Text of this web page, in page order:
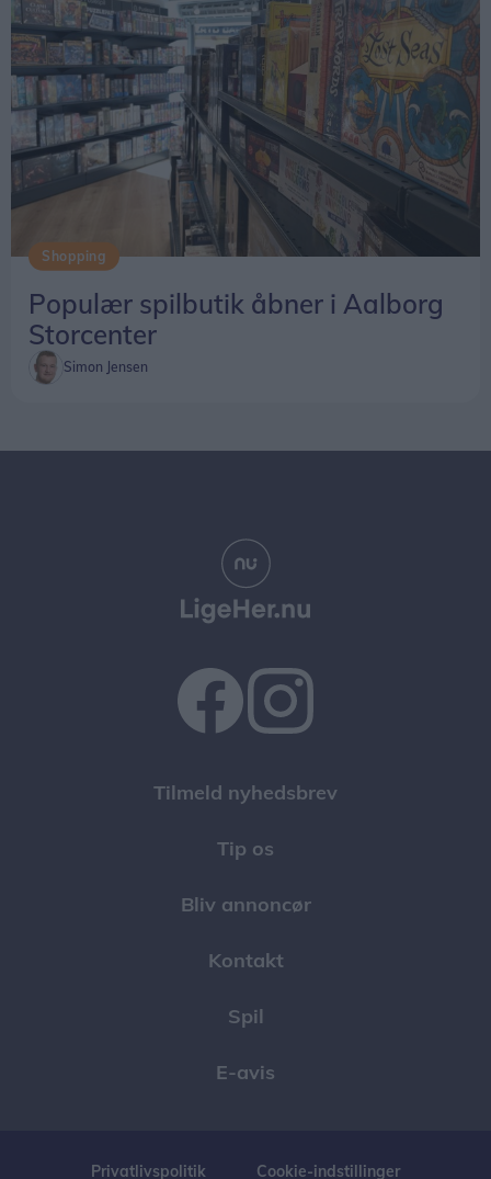
Shopping
Populær spilbutik åbner i Aalborg
Storcenter
Simon Jensen
Tilmeld nyhedsbrev
Tip os
Bliv annoncør
Kontakt
Spil
E-avis
Privatlivspolitik Cookie-indstillinger